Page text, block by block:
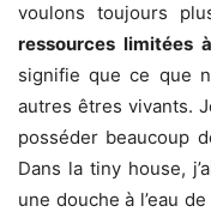
voulons toujours
ressources limitées
signifie que ce que
autres êtres vivants.
posséder beaucoup
Dans la tiny house,
une douche à l’eau